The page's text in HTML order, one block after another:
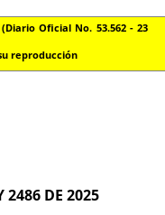
Oficial No. 53.562 - 23
reproducción
2486 DE 2025